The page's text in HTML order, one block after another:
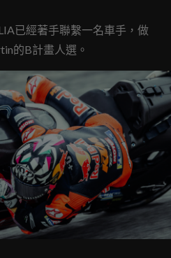
已經著手聯繫一名車手，做
的B計畫人選。